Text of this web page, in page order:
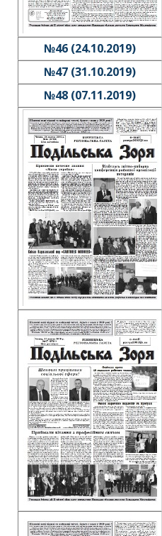
№46 (24.10.2019)
№47 (31.10.2019)
№48 (07.11.2019)